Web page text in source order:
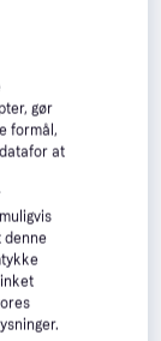
gør
formål,
at
denne